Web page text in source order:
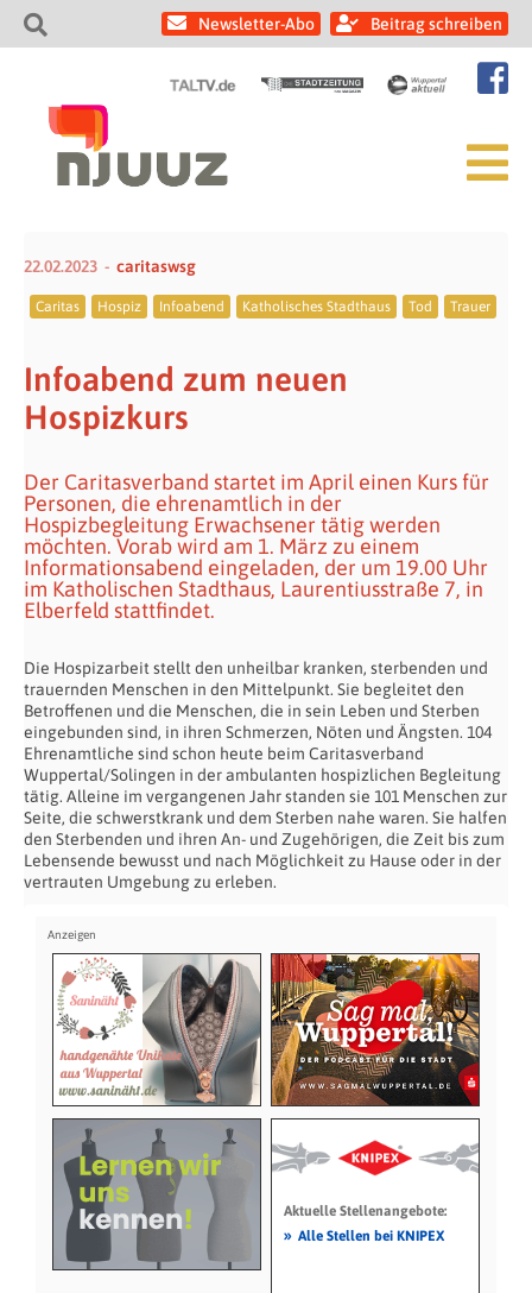
Newsletter-Abo Beitrag schreiben
22.02.2023 caritaswsg
Caritas Hospiz Infoabend Katholisches Stadthaus Tod Trauer
Infoabend zum neuen
Hospizkurs
Der Caritasverband startet im April einen Kurs für
Personen, die ehrenamtlich in der
Hospizbegleitung Erwachsener tätig werden
möchten. Vorab wird am 1. März zu einem
Informationsabend eingeladen, der um 19.00 Uhr
im Katholischen Stadthaus, Laurentiusstraße 7, in
Elberfeld stattfindet.
Die Hospizarbeit stellt den unheilbar kranken, sterbenden und
trauernden Menschen in den Mittelpunkt. Sie begleitet den
Betroffenen und die Menschen, die in sein Leben und Sterben
eingebunden sind, in ihren Schmerzen, Nöten und Ängsten. 104
Ehrenamtliche sind schon heute beim Caritasverband
Wuppertal/Solingen in der ambulanten hospizlichen Begleitung
tätig. Alleine im vergangenen Jahr standen sie 101 Menschen zur
Seite, die schwerstkrank und dem Sterben nahe waren. Sie halfen
den Sterbenden und ihren An- und Zugehörigen, die Zeit bis zum
Lebensende bewusst und nach Möglichkeit zu Hause oder in der
vertrauten Umgebung zu erleben.
Aktuelle Stellenangebote:
» Alle Stellen bei KNIPEX